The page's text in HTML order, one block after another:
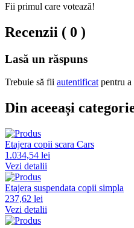
Fii primul care votează!
Recenzii ( 0 )
Lasă un răspuns
Trebuie să fii autentificat pentru
Din aceeași
Etajera copii scara Cars
1.034,54 lei
Vezi detalii
Etajera suspendata copii simpla
237,62 lei
Vezi detalii